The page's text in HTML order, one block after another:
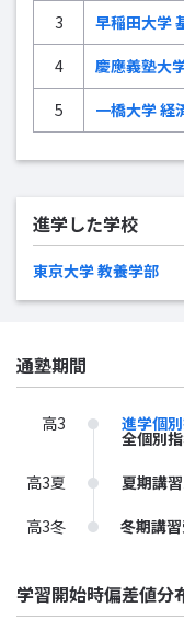
3
早稲田大学
4
慶應義塾大
5
一橋大学 経
進学した学校
東京大学 教養学部
通塾期間
高3 進学個
全個別指
高3夏
夏期講
高3冬
冬期講
学習開始時偏差値分